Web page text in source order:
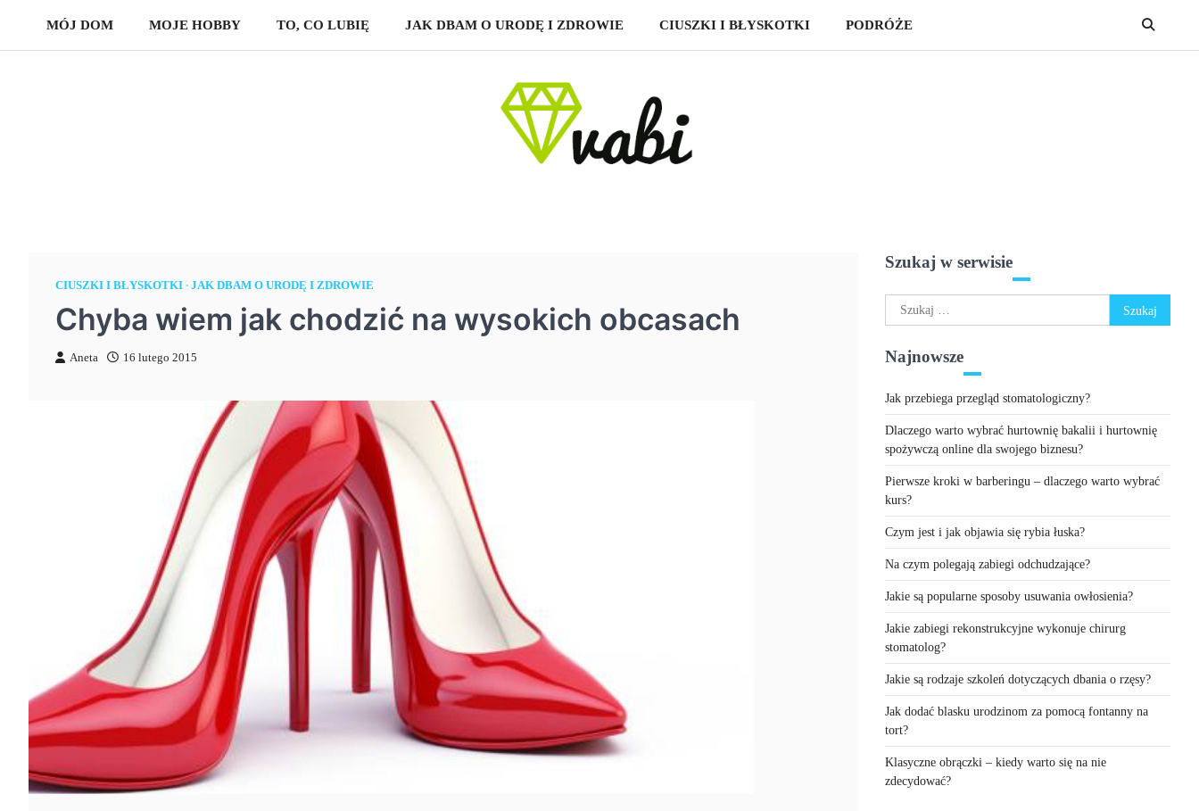
content
MÓJ DOM MOJE HOBBY TO, CO LUBIĘ JAK DBAM O URODĘ I ZDROWIE CIUSZKI I BŁYSKOTKI PODRÓŻE
CIUSZKI I BŁYSKOTKI JAK DBAM O URODĘ I ZDROWIE
Chyba wiem jak chodzić na wysokich obcasach
Aneta 16 lutego 2015
Szukaj w serwisie
Szukaj:
Najnowsze
Jak przebiega przegląd stomatologiczny?
Dlaczego warto wybrać hurtownię bakalii i hurtownię
spożywczą online dla swojego biznesu?
Pierwsze kroki w barberingu – dlaczego warto wybrać
kurs?
Czym jest i jak objawia się rybia łuska?
Na czym polegają zabiegi odchudzające?
Jakie są popularne sposoby usuwania owłosienia?
Jakie zabiegi rekonstrukcyjne wykonuje chirurg
stomatolog?
Jakie są rodzaje szkoleń dotyczących dbania o rzęsy?
Jak dodać blasku urodzinom za pomocą fontanny na
tort?
Klasyczne obrączki – kiedy warto się na nie
zdecydować?